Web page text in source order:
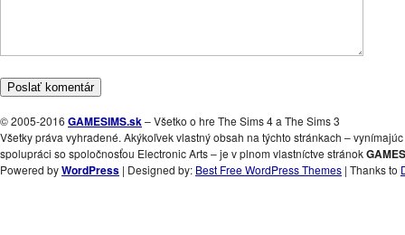
© 2005-2016 GAMESIMS.sk– Všetko o hre The Sims 4 a The Sims 3
Všetky práva vyhradené. Akýkoľvek vlastný obsah na týchto stránkach –
spolupráci so spoločnosťou Electronic Arts – je v plnom vlastníctve stránok
Powered byWordPress | Designed by: Best Free WordPress Themes | Thanks to